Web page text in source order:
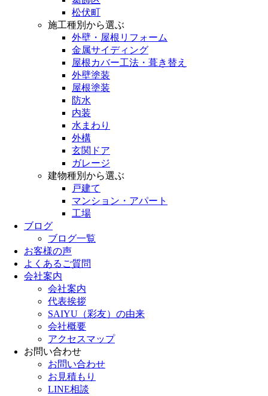
松伏町
施工種別から選ぶ
外壁・屋根リフォーム
金属サイディング
屋根カバー工法・葺き替え
外壁塗装
屋根塗装
防水
内装
水まわり
外構
玄関ドア
ガレージ
建物種別から選ぶ
戸建て
マンション・アパート
工場
ブログ
ブログ一覧
お客様の声
よくあるご質問
会社案内
会社案内
代表挨拶
SAIYU（彩友）の由来
会社概要
アクセスマップ
お問い合わせ
お問い合わせ
お見積もり
LINE相談